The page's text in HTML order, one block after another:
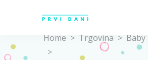
Home > Trgovina >
>